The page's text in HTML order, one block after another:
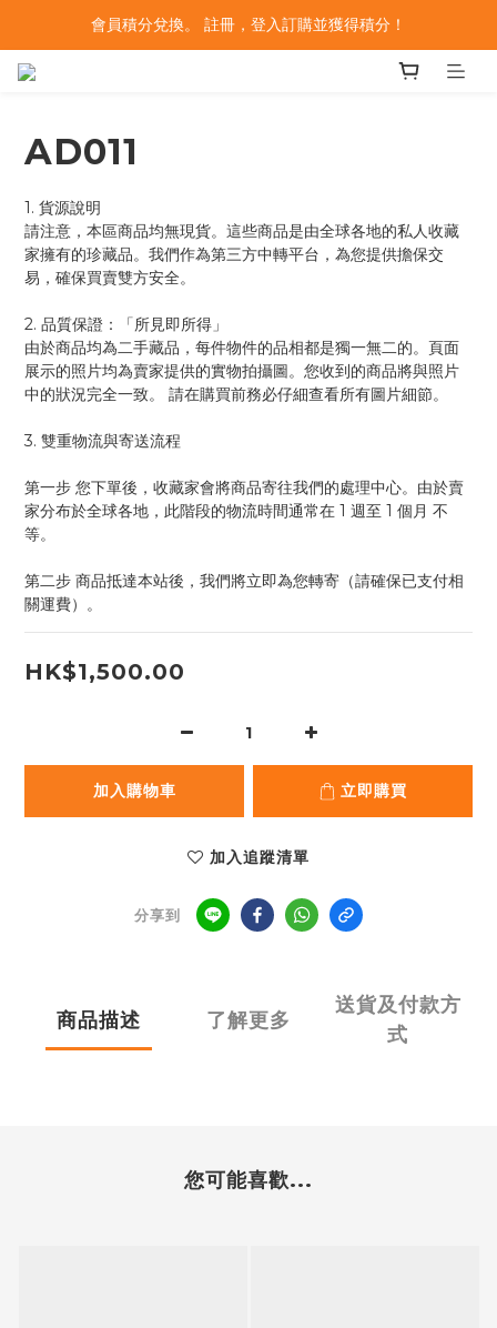
會員積分兌換。 註冊，登入訂購並獲得積分！
AD011
1. 貨源說明
請注意，本區商品均無現貨。這些商品是由全球各地的私人收藏
家擁有的珍藏品。我們作為第三方中轉平台，為您提供擔保交
易，確保買賣雙方安全。
2. 品質保證：「所見即所得」
由於商品均為二手藏品，每件物件的品相都是獨一無二的。頁面
展示的照片均為賣家提供的實物拍攝圖。您收到的商品將與照片
中的狀況完全一致。 請在購買前務必仔細查看所有圖片細節。
3. 雙重物流與寄送流程
第一步 您下單後，收藏家會將商品寄往我們的處理中心。由於賣
家分布於全球各地，此階段的物流時間通常在 1 週至 1 個月 不
等。
第二步 商品抵達本站後，我們將立即為您轉寄（請確保已支付相
關運費）。
HK$1,500.00
加入購物車 立即購買
加入追蹤清單
分享到
商品描述 了解更多
送貨及付款方
式
您可能喜歡...